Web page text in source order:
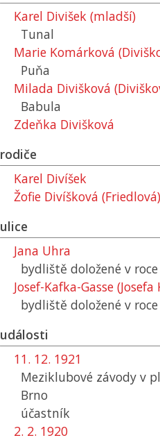
Karel Divišek (mladší)
Tunal
Marie Komárková
Puňa
Milada Divišková
Babula
Zdeňka Divišková
rodiče
Karel Divíšek
Žofie Divíšková (Friedlová)
ulice
Jana Uhra
bydliště doložené v roce
Josef-Kafka-Gasse
bydliště doložené v
události
11. 12. 1921
Meziklubové závody v
Brno
účastník
2. 2. 1920